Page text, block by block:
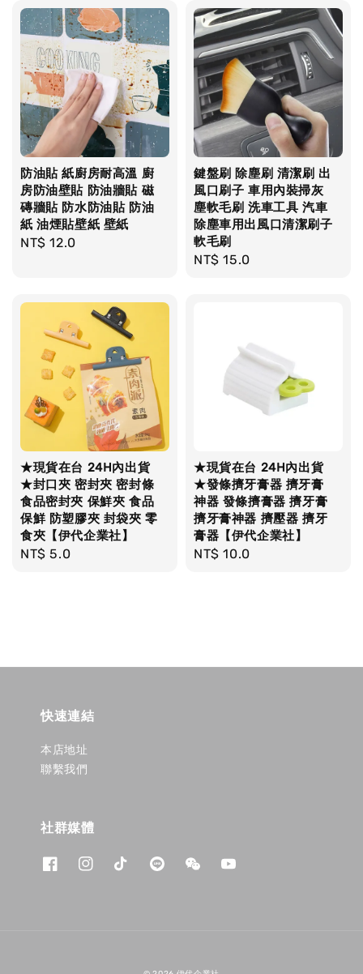
防油貼 紙廚房耐高溫 廚
房防油壁貼 防油牆貼 磁
磚牆貼 防水防油貼 防油
紙 油煙貼壁紙 壁紙
Regular
NT$ 12.0
鍵盤刷 除塵刷 清潔刷 出
風口刷子 車用內裝掃灰
塵軟毛刷 洗車工具 汽車
除塵車用出風口清潔刷子
軟毛刷
Regular
NT$ 15.0
★現貨在台 24H內出貨
★封口夾 密封夾 密封條
食品密封夾 保鮮夾 食品
保鮮 防塑膠夾 封袋夾 零
食夾【伊代企業社】
Regular
NT$ 5.0
★現貨在台 24H內出貨
★發條擠牙膏器 擠牙膏
神器 發條擠膏器 擠牙膏
擠牙膏神器 擠壓器 擠牙
膏器【伊代企業社】
Regular
NT$ 10.0
快速連結
本店地址
聯繫我們
社群媒體